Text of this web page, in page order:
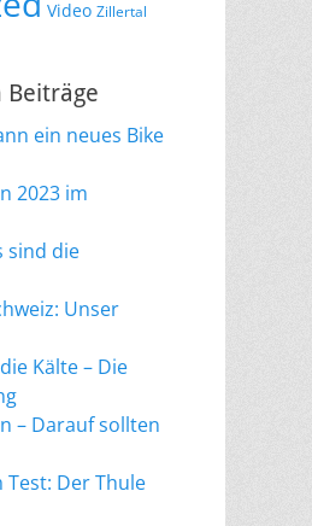
Video Zillertal
Beiträge
ein neues Bike
2023 im
sind die
Unser
Kälte – Die
– Darauf sollten
Der Thule